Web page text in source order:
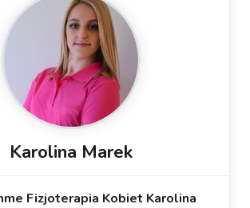
Karolina Marek
Fizjoterapia Kobiet Karolina